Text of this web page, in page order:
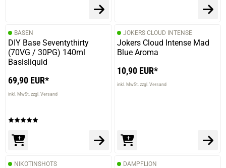
BASEN
DIY Base Seventythirty
(70VG / 30PG) 140ml
Basisliquid
69,90 EUR*
inkl. MwSt. zzgl. Versand
JOKERS CLOUD INTENSE
Jokers Cloud Intense Mad
Blue Aroma
10,90 EUR*
inkl. MwSt. zzgl. Versand
NIKOTINSHOTS DAMPFLION